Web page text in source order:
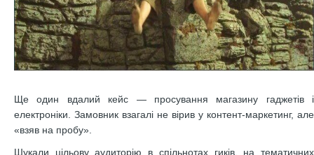
Ще один вдалий кейс — просування магазину гаджетів і
електроніки. Замовник взагалі не вірив у контент-маркетинг, але
«взяв на пробу».
Шукали цільову аудиторію в спільнотах гиків, на тематичних